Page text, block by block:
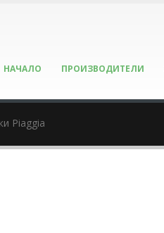
НАЧАЛО ПРОИЗВОДИТЕЛИ
Piaggia